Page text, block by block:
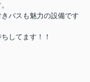
バスも魅力の設備です
してます！！